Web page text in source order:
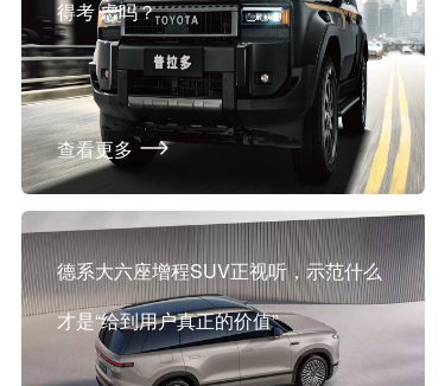
i
g
i
n
得考 虑吗？
查看更多
德系大六座增程SUV正视听，示范什么
才是“给到用户真正的价值”